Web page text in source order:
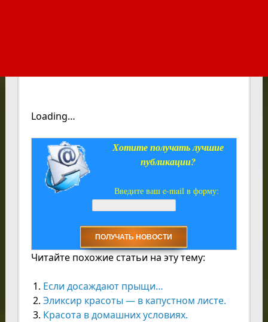
Loading…
Хотите получать лучшие
публикации?
Введите ваш e-mail в форму:
Читайте похожие статьи на эту тему:
Если досаждают прыщи…
Эликсир красоты — в капустном листе.
Красота в домашних условиях.